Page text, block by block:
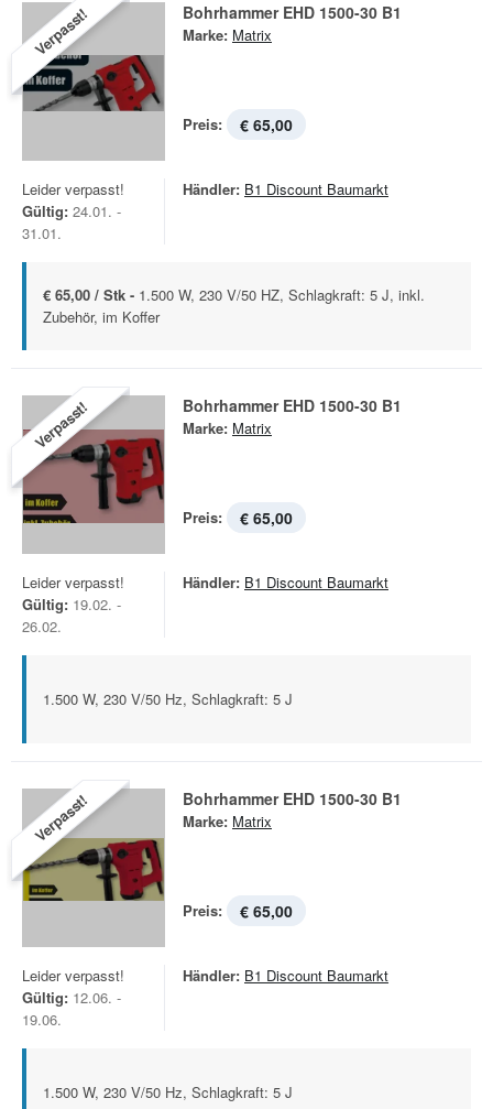
Verpasst! Bohrhammer EHD 1500-30 B1
Marke: Matrix
Preis: € 65,00
Leider verpasst!
Gültig: 24.01. -
31.01.
Händler: B1 Discount Baumarkt
€ 65,00 / Stk - 1.500 W, 230 V/50 HZ, Schlagkraft: 5 J, inkl.
Zubehör, im Koffer
Verpasst! Bohrhammer EHD 1500-30 B1
Marke: Matrix
Preis: € 65,00
Leider verpasst!
Gültig: 19.02. -
26.02.
Händler: B1 Discount Baumarkt
1.500 W, 230 V/50 Hz, Schlagkraft: 5 J
Verpasst! Bohrhammer EHD 1500-30 B1
Marke: Matrix
Preis: € 65,00
Leider verpasst!
Gültig: 12.06. -
19.06.
Händler: B1 Discount Baumarkt
1.500 W, 230 V/50 Hz, Schlagkraft: 5 J